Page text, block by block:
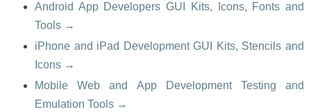
Android App Developers GUI Kits, Icons, Fonts and
Tools →
iPhone and iPad Development GUI Kits, Stencils and
Icons →
Mobile Web and App Development Testing and
Emulation Tools →